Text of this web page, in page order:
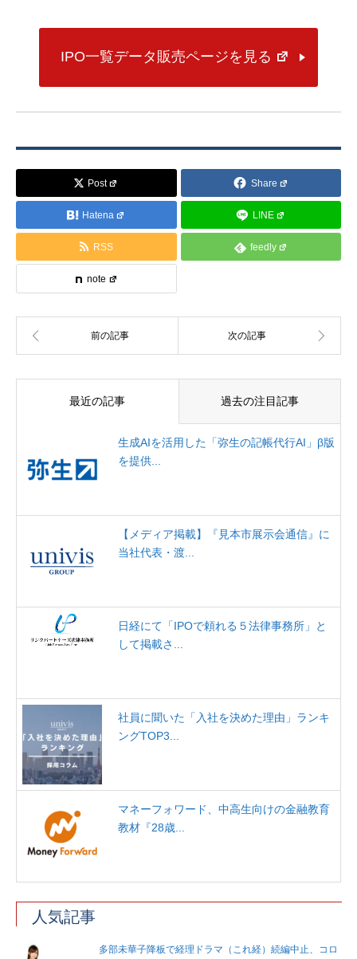
IPO一覧データ販売ページを見る
Post Share
Hatena LINE
RSS feedly
note
最近の記事 過去の注目記事
生成AIを活用した「弥生の記帳代行AI」β版
を提供...
【メディア掲載】『見本市展示会通信』に
当社代表・渡...
日経にて「IPOで頼れる５法律事務所」と
して掲載さ...
社員に聞いた「入社を決めた理由」ランキ
ングTOP3...
マネーフォワード、中高生向けの金融教育
教材『28歳...
人気記事
多部未華子降板で経理ドラマ（これ経）続編中止、コロ